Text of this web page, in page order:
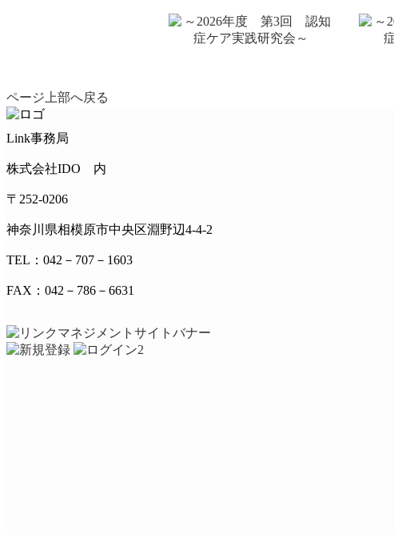
ページ上部へ戻る
Link事務局
株式会社IDO 内
〒252-0206
神奈川県相模原市中央区淵野辺4-4-2
TEL：042－707－1603
FAX：042－786－6631